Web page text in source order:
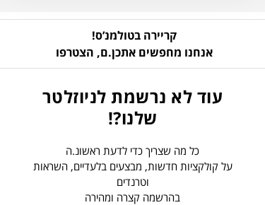
קריירה בטולמנ’ס!
אנחנו מחפשים אתכן.ם, הצטרפו
עוד לא נרשמת לניוזלטר
שלנו?!
כל מה שצריך כדי לדעת ראשונ.ה
על קולקציות חדשות, מבצעים בלעדיים, השראות
וטרנדים
בהרשמה קצרה ומהירה